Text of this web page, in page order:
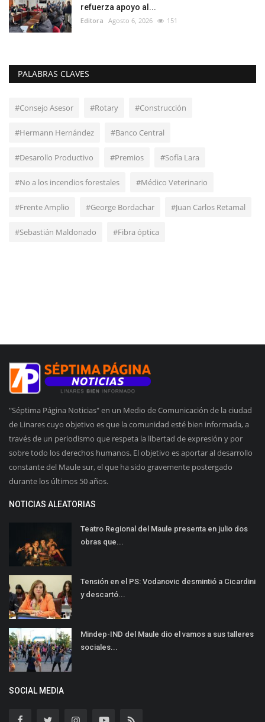
refuerza apoyo al...
Editora Agosto 6, 2026 151
PALABRAS CLAVES
#Consejo Asesor #Rotary #Construcción
#Hermann Hernández #Banco Central
#Desarollo Productivo #Premios #Sofía Lara
#No a los incendios forestales #Médico Veterinario
#Frente Amplio #George Bordachar #Juan Carlos Retamal
#Sebastián Maldonado #Fibra óptica
"Séptima Página Noticias" en un Medio de Comunicación de la ciudad
de Linares cuyo objetivo es que la comunidad esté bien informada, a
través de un periodismo que respeta la libertad de expresión y por
sobre todo los derechos humanos. El objetivo es aportar al desarrollo
constante del Maule sur, el que ha sido gravemente postergado
durante los últimos 50 años.
NOTICIAS ALEATORIAS
Teatro Regional del Maule presenta en julio dos
obras que...
Tensión en el PS: Vodanovic desmintió a Cicardini
y descartó...
Mindep-IND del Maule dio el vamos a sus talleres
sociales...
SOCIAL MEDIA